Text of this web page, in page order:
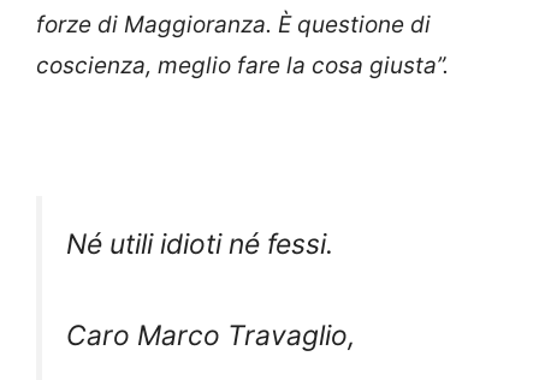
forze di Maggioranza. È questione di
coscienza, meglio fare la cosa giusta”.
Né utili idioti né fessi.
Caro Marco Travaglio,